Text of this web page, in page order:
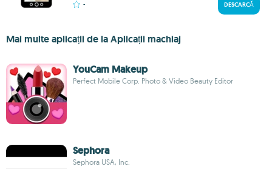
- DESCARCĂ
Mai multe aplicații de la Aplicații machiaj
YouCam Makeup
Perfect Mobile Corp. Photo & Video Beauty Editor
Sephora
Sephora USA, Inc.